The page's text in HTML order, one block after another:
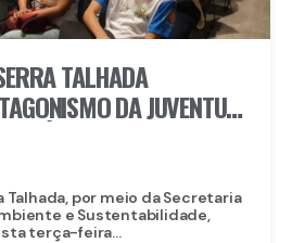
TALHADA
DA JUVENTUDE
ÀS MUDANÇAS
Talhada, por meio da Secretaria
e Sustentabilidade,
terça-feira...